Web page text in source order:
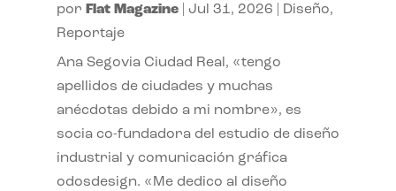
por Flat Magazine| Jul 31, 2026 Diseño,
Reportaje
Ana Segovia Ciudad Real, «tengo
apellidos de ciudades y muchas
anécdotas debido a mi nombre», es
socia co-fundadora del estudio de diseño
industrial y comunicación gráfica
odosdesign. «Me dedico al diseño